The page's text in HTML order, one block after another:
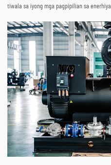
tiwala sa iyong mga pagpipilian sa enerhiya.